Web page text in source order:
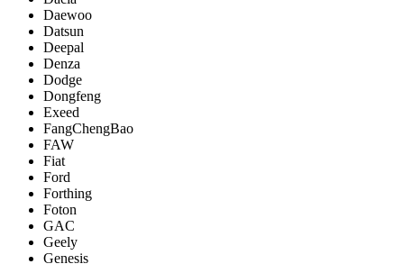
Daewoo
Datsun
Deepal
Denza
Dodge
Dongfeng
Exeed
FangChengBao
FAW
Fiat
Ford
Forthing
Foton
GAC
Geely
Genesis